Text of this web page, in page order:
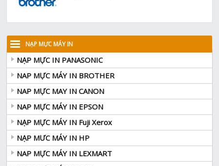
NẠP MỰC MÁY IN
NẠP MỰC IN PANASONIC
NAP MỰC MÁY IN BROTHER
NAP MỰC MAY IN CANON
NAP MỰC MÁY IN EPSON
NẠP MỰC MÁY IN Fuji Xerox
NẠP MƯC MÁY IN HP
NAP MỰC MÁY IN LEXMART